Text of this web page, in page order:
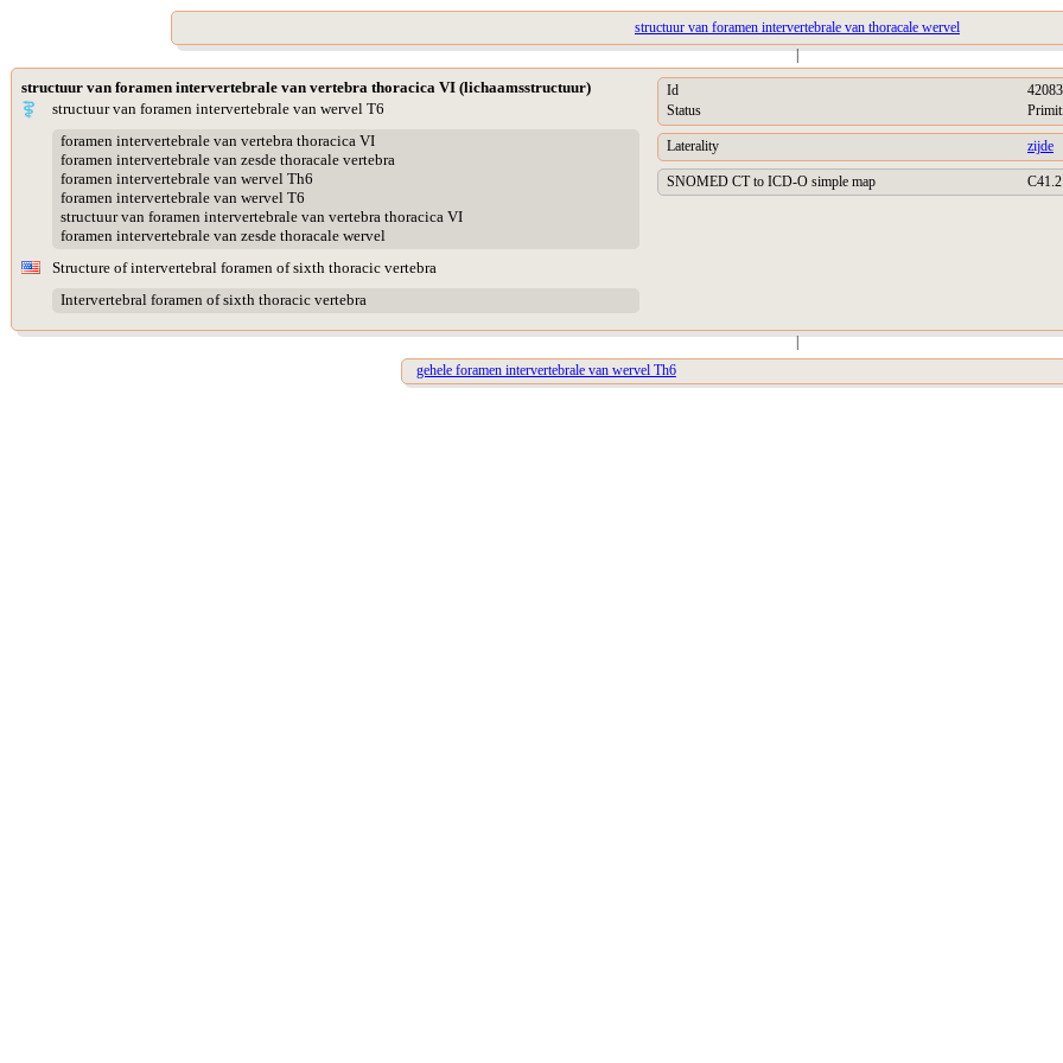
structuur van foramen intervertebrale van thoracale wervel
|
structuur van foramen intervertebrale van vertebra thoracica VI (lichaamsstructuur)
structuur van foramen intervertebrale van wervel T6
foramen intervertebrale van vertebra thoracica VI
foramen intervertebrale van zesde thoracale vertebra
foramen intervertebrale van wervel Th6
foramen intervertebrale van wervel T6
structuur van foramen intervertebrale van vertebra thoracica VI
foramen intervertebrale van zesde thoracale wervel
Structure of intervertebral foramen of sixth thoracic vertebra
Intervertebral foramen of sixth thoracic vertebra
Id
Status
Laterality zijde
SNOMED CT to ICD-O simple map C41.2
|
gehele foramen intervertebrale van wervel Th6